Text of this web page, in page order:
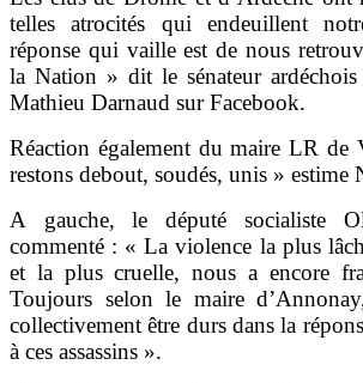
telles atrocités qui endeuillent
réponse qui vaille est de nous
la Nation » dit le sénateur
Mathieu Darnaud sur Facebook.
Réaction également du maire LR
restons debout, soudés, unis » estime
A gauche, le député socialiste
commenté : « La violence la plus
et la plus cruelle, nous a encore
Toujours selon le maire
collectivement être durs dans la
à ces assassins ».